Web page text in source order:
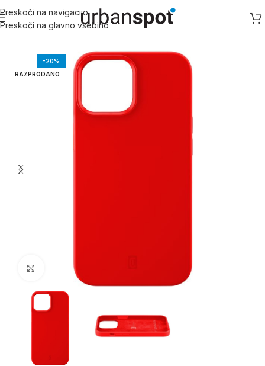
Preskoči na navigacijo
Preskoči na glavno vsebino
Domov/Apple/Apple iPhone 13 Serija /iPhone 13 Mini
-20%
RAZPRODANO
Kliknite za povečavo